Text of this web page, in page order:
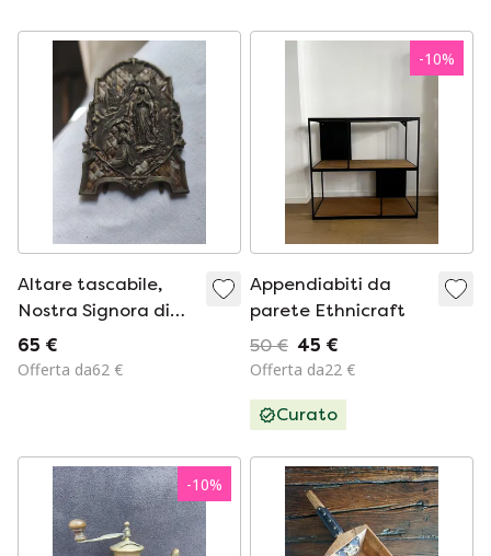
(circa 1930-1950)
Altare tascabile,
Nostra Signora di
Lourdes, 1920/1930
65 €
Offerta da62 €
-10%
Appendiabiti da
parete Ethnicraft
50 € 45 €
Offerta da22 €
Curato
-10%